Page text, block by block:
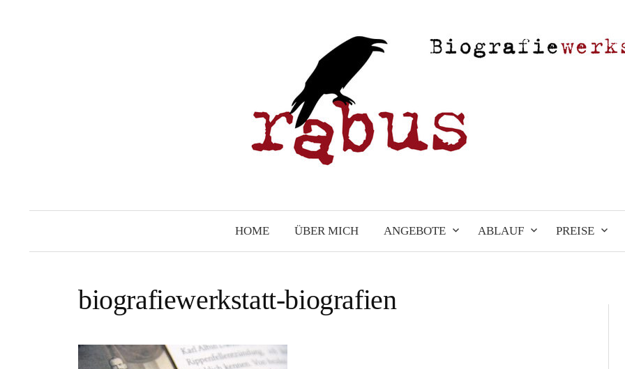
HOME ÜBER MICH ANGEBOTE ABLAUF PREISE
biografiewerkstatt-biografien